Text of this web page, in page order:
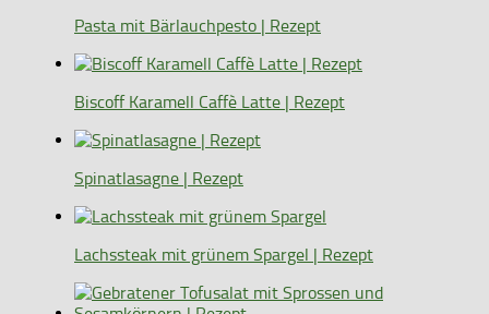
Pasta mit Bärlauchpesto | Rezept
Biscoff Karamell Caffè Latte | Rezept
Spinatlasagne | Rezept
Lachssteak mit grünem Spargel | Rezept